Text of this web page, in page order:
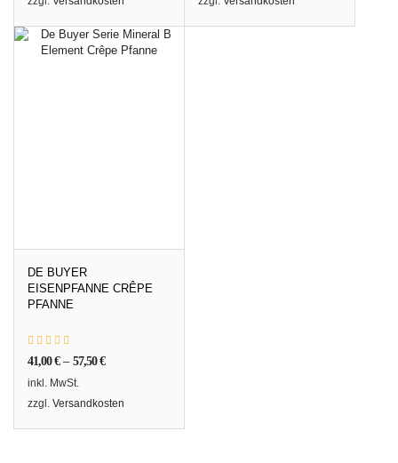
DE BUYER
EISENPFANNE CRÊPE
PFANNE
41,00€– 57,50€
inkl. MwSt.
zzgl. Versandkosten